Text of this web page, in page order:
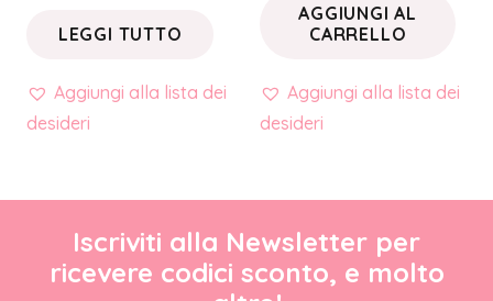
LEGGI TUTTO
Aggiungi alla lista dei
desideri
AGGIUNGI AL
CARRELLO
Aggiungi alla lista dei
desideri
Iscriviti alla Newsletter per
ricevere codici sconto, e molto